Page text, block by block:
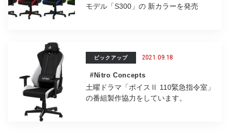
モデル「S300」の 新カラーを発売
ピックアップ 2021.09.18
#Nitro Concepts
土曜ドラマ「ボイスⅡ 110緊急指令室」
の番組製作協力をしています。